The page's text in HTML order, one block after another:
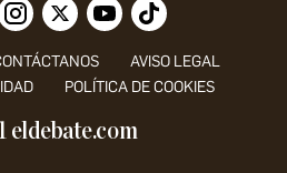
AVISO LEGAL
POLÍTICA DE COOKIES
eldebate.com